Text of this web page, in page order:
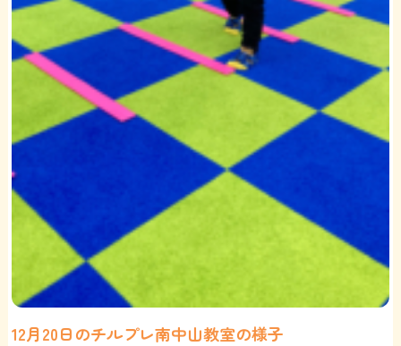
12月20日のチルプレ南中山教室の様子